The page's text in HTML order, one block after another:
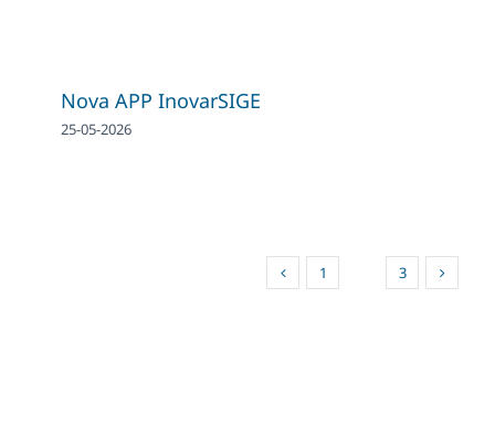
Nova APP InovarSIGE
25-05-2026
1 3